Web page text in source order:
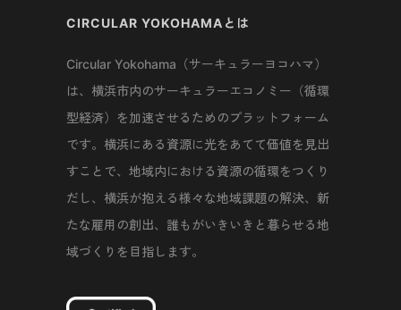
CIRCULAR YOKOHAMAとは
Circular Yokohama（サーキュラーヨコハマ）
は、横浜市内のサーキュラーエコノミー（循環
型経済）を加速させるためのプラットフォーム
です。横浜にある資源に光をあてて価値を見出
すことで、地域内における資源の循環をつくり
だし、横浜が抱える様々な地域課題の解決、新
たな雇用の創出、誰もがいきいきと暮らせる地
域づくりを目指します。